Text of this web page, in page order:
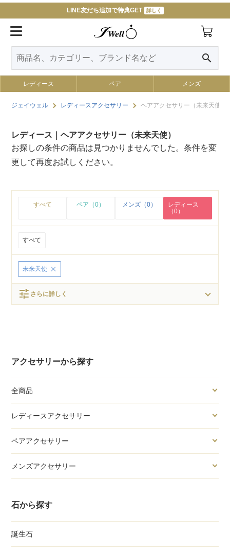
LINE友だち追加で特典GET 詳しく
令和８年熊本地震によるお荷物のお届けについて
search
レディース ペア メンズ
ジェイウェル レディースアクセサリー ヘアアクセサリー（未来天使）
アクセサリーから探す
全商品
レディースアクセサリー
ペアアクセサリー
メンズアクセサリー
石から探す
誕生石
レディース｜ヘアアクセサリー（未来天使）
お探しの条件の商品は見つかりませんでした。条件を変
更して再度お試しください。
すべて ペア（0） メンズ（0）
レディース
（0）
すべて
未来天使
tune さらに詳しく